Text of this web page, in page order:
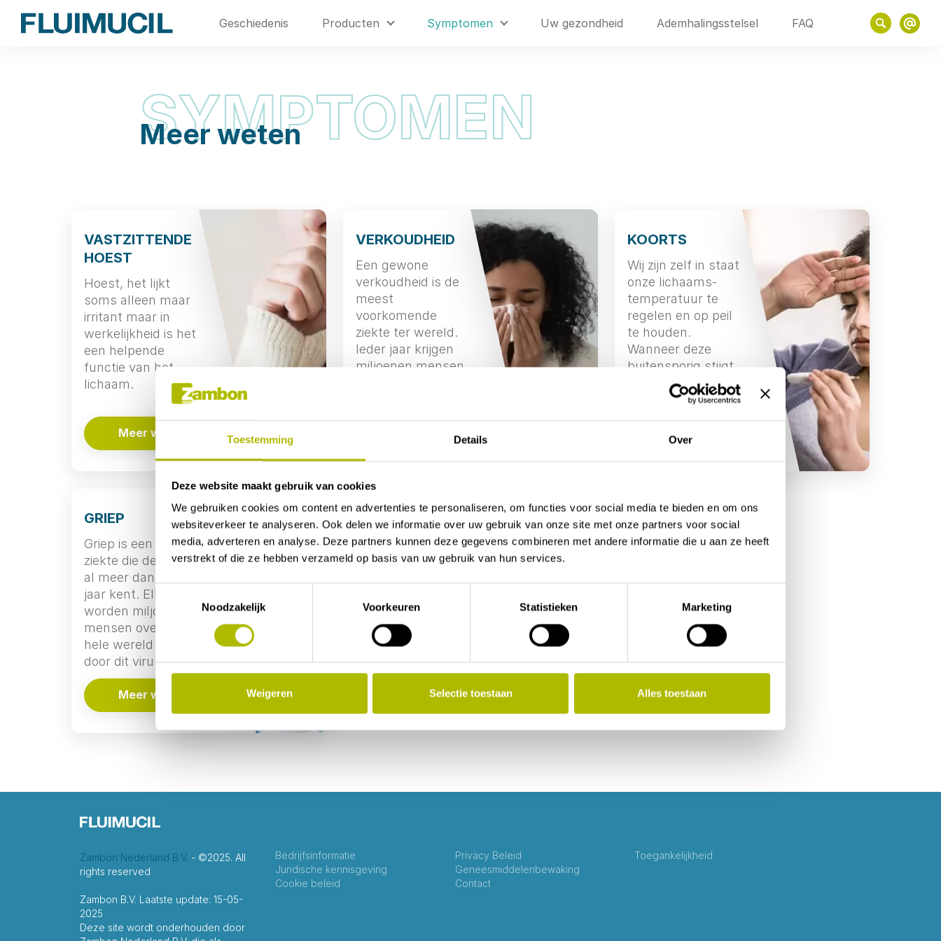
Toestemming Details Over
Deze website maakt gebruik van cookies
We gebruiken cookies om content en advertenties te personaliseren, om functies voor social media te bieden en om ons
websiteverkeer te analyseren. Ook delen we informatie over uw gebruik van onze site met onze partners voor social
media, adverteren en analyse. Deze partners kunnen deze gegevens combineren met andere informatie die u aan ze heeft
verstrekt of die ze hebben verzameld op basis van uw gebruik van hun services.
Noodzakelijk
Voorkeuren Statistieken Marketing
Weigeren Selectie toestaan Alles toestaan
Geschiedenis Producten Symptomen Uw gezondheid Ademhalingsstelsel FAQ
SYMPTOMEN
Meer weten
VASTZITTENDE
HOEST
Hoest, het lijkt
soms alleen maar
irritant maar in
werkelijkheid is het
een helpende
functie van het
lichaam.
Meer weten
VERKOUDHEID
Een gewone
verkoudheid is de
meest
voorkomende
ziekte ter wereld.
Ieder jaar krijgen
miljoenen mensen
Meer weten
KOORTS
Wij zijn zelf in staat
onze lichaams-
temperatuur te
regelen en op peil
te houden.
Wanneer deze
buitensporig stijgt,
spreken we van
Meer weten
GRIEP
Griep is een virale
ziekte die de mens
al meer dan 2000
jaar kent. Elk jaar
worden miljoenen
mensen over de
hele wereld ziek
door dit virus.
Meer weten
Zambon Nederland B.V. - ©2025. All
rights reserved
Zambon B.V. Laatste update: 15-05-
2025
Deze site wordt onderhouden door
Bedrijfsinformatie
Juridische kennisgeving
Cookie beleid
Privacy Beleid
Geneesmiddelenbewaking
Contact
Toegankelijkheid